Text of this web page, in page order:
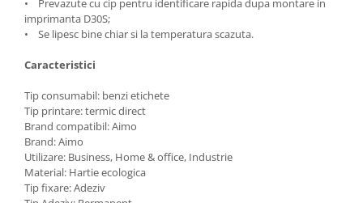
• Prevazute cu cip pentru identificare rapida dupa montare in
imprimanta D30S;
• Se lipesc bine chiar si la temperatura scazuta.
Caracteristici
Tip consumabil: benzi etichete
Tip printare: termic direct
Brand compatibil: Aimo
Brand: Aimo
Utilizare: Business, Home & office, Industrie
Material: Hartie ecologica
Tip fixare: Adeziv